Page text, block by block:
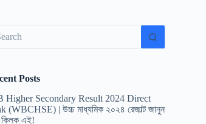
Posts
Higher Secondary Result 2024 Direct
(WBCHSE) | উচ্চ মাধ্যমিক ২০২৪ রেজাল্ট জানুন
এই!